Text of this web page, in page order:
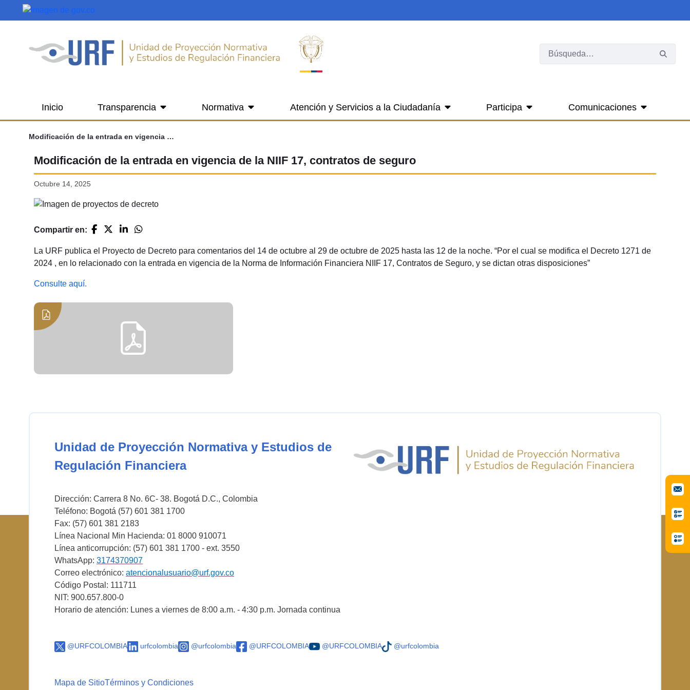
Saltar al contenido principal
Inicio Transparencia Normativa Atención y Servicios a la Ciudadanía Participa Comunicaciones
Modificación de la entrada en vigencia de la NIIF 17, contratos de seguro
Modificación de la entrada en vigencia de la NIIF 17, contratos de seguro
Octubre 14, 2025
Compartir en:
La URF publica el Proyecto de Decreto para comentarios del 14 de octubre al 29 de octubre de 2025 hasta las 12 de la noche. “Por el cual se modifica el Decreto 1271 de
2024 , en lo relacionado con la entrada en vigencia de la Norma de Información Financiera NIIF 17, Contratos de Seguro, y se dictan otras disposiciones”
Consulte aquí.
Unidad de Proyección Normativa y Estudios de
Regulación Financiera
Dirección: Carrera 8 No. 6C- 38. Bogotá D.C., Colombia
Teléfono: Bogotá (57) 601 381 1700
Fax: (57) 601 381 2183
Línea Nacional Min Hacienda: 01 8000 910071
Línea anticorrupción: (57) 601 381 1700 - ext. 3550
WhatsApp: 3174370907
Correo electrónico: atencionalusuario@urf.gov.co
Código Postal: 111711
NIT: 900.657.800-0
Horario de atención: Lunes a viernes de 8:00 a.m. - 4:30 p.m. Jornada continua
@URFCOLOMBIA urfcolombia @urfcolombia @URFCOLOMBIA @URFCOLOMBIA @urfcolombia
Mapa de SitioTérminos y Condiciones